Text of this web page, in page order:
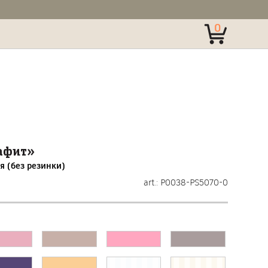
0
(без резинки)
art.: P0038-PS5070-0